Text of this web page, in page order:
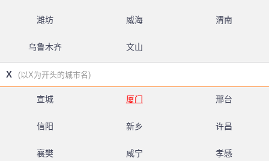
潍坊 威海 渭南
乌鲁木齐 文山
X (以X为开头的城市名)
宣城 厦门 邢台
信阳 新乡 许昌
襄樊 咸宁 孝感